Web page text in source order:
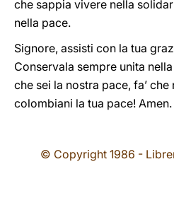
che sappia vivere nella
nella pace.
Signore, assisti con la tua
Conservala sempre unita
che sei la nostra pace, fa’
colombiani la tua pace! Amen.
© Copyright 1986 -